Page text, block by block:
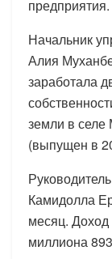
Начальник
Алия
заработала
земли в
(выпущен в
Камидолла
месяц. Доход
миллиона